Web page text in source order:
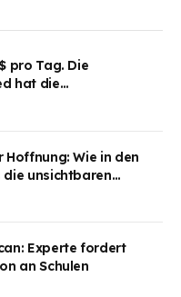
pro Tag. Die
hat die
Marktes erregt.
Hoffnung: Wie in den
die unsichtbaren
Experte fordert
an Schulen